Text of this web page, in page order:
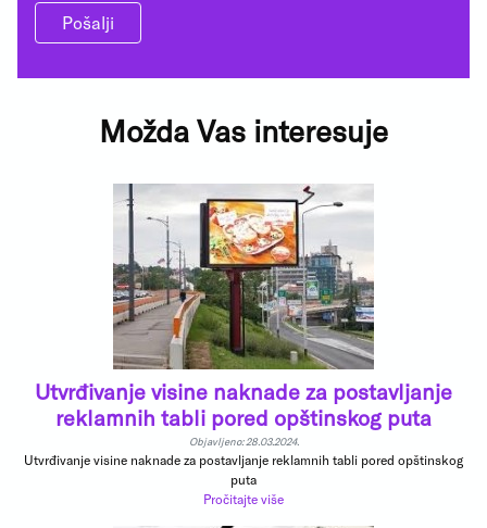
Pošalji
Možda Vas interesuje
Utvrđivanje visine naknade za postavljanje
reklamnih tabli pored opštinskog puta
Objavljeno: 28.03.2024.
Utvrđivanje visine naknade za postavljanje reklamnih tabli pored opštinskog
puta
Pročitajte više